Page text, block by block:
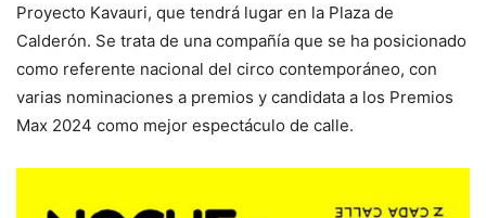
Proyecto Kavauri, que tendrá lugar en la Plaza de
Calderón. Se trata de una compañía que se ha posicionado
como referente nacional del circo contemporáneo, con
varias nominaciones a premios y candidata a los Premios
Max 2024 como mejor espectáculo de calle.